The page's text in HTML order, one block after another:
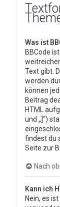
Was ist
BBCode
Text gibt.
werden
können
Beitrag
HTML
und „]“)
findest du
Seite zur
Nach
Kann ich
Nein, es